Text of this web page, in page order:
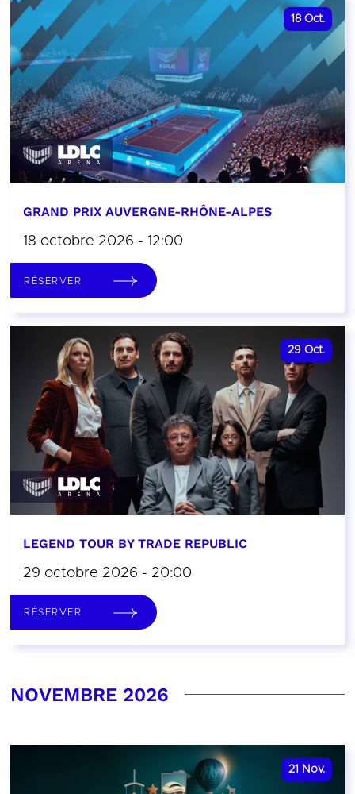
18 Oct.
GRAND PRIX AUVERGNE-RHÔNE-ALPES
18 octobre 2026 - 12:00
RÉSERVER
29 Oct.
LEGEND TOUR BY TRADE REPUBLIC
29 octobre 2026 - 20:00
RÉSERVER
NOVEMBRE 2026
21 Nov.